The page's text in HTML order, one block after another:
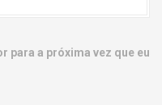
para a próxima vez que eu